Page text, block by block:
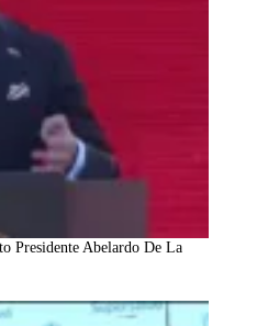
Presidente Abelardo De La